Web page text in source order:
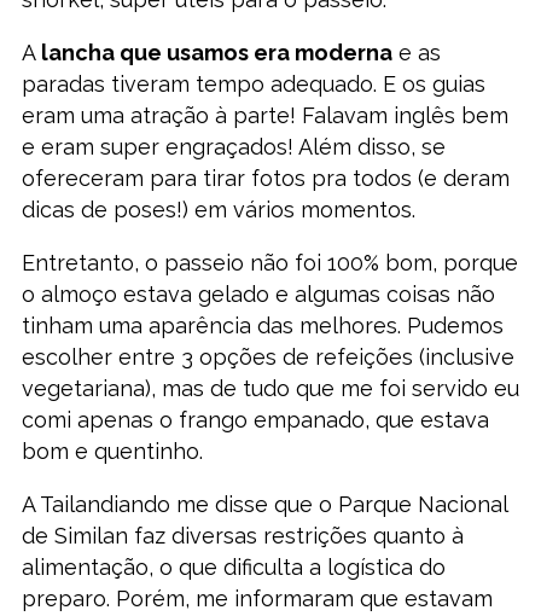
A lancha que usamos era modernae as
paradas tiveram tempo adequado. E os guias
eram uma atração à parte! Falavam inglês bem
e eram super engraçados! Além disso, se
ofereceram para tirar fotos pra todos (e deram
dicas de poses!) em vários momentos.
Entretanto, o passeio não foi 100% bom, porque
o almoço estava gelado e algumas coisas não
tinham uma aparência das melhores. Pudemos
escolher entre 3 opções de refeições (inclusive
vegetariana), mas de tudo que me foi servido eu
comi apenas o frango empanado, que estava
bom e quentinho.
A Tailandiando me disse que o Parque Nacional
de Similan faz diversas restrições quanto à
alimentação, o que dificulta a logística do
preparo. Porém, me informaram que estavam